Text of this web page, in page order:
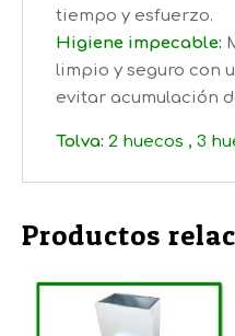
tiempo y esfuerzo.
Higiene impecable:
limpio y seguro con
evitar acumulación
Tolva: 2 huecos , 3
Productos